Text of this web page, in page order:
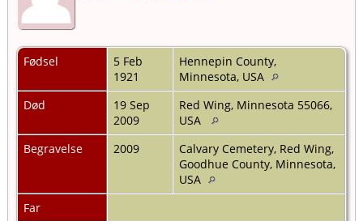
Fødsel
5 Feb
1921
Hennepin County,
Minnesota, USA
Død
19 Sep
2009
Red Wing, Minnesota 55066,
USA
Begravelse
2009
Calvary Cemetery, Red Wing,
Goodhue County, Minnesota,
USA
Far